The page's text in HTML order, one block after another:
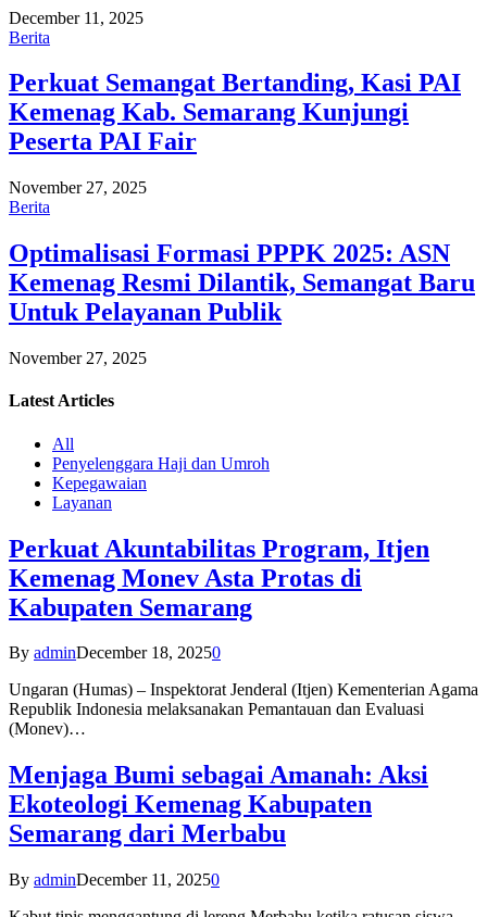
December 11, 2025
Berita
Perkuat Semangat Bertanding, Kasi PAI
Kemenag Kab. Semarang Kunjungi
Peserta PAI Fair
November 27, 2025
Berita
Optimalisasi Formasi PPPK 2025: ASN
Kemenag Resmi Dilantik, Semangat Baru
Untuk Pelayanan Publik
November 27, 2025
Latest Articles
All
Penyelenggara Haji dan Umroh
Kepegawaian
Layanan
Perkuat Akuntabilitas Program, Itjen
Kemenag Monev Asta Protas di
Kabupaten Semarang
By adminDecember 18, 20250
Ungaran (Humas) – Inspektorat Jenderal (Itjen) Kementerian Agama
Republik Indonesia melaksanakan Pemantauan dan Evaluasi
(Monev)…
Menjaga Bumi sebagai Amanah: Aksi
Ekoteologi Kemenag Kabupaten
Semarang dari Merbabu
By adminDecember 11, 20250